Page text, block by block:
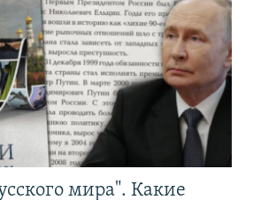
мира". Какие